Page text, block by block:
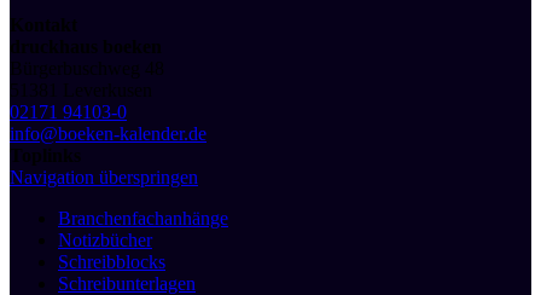
Kontakt
druckhaus boeken
Bürgerbuschweg 48
51381 Leverkusen
02171 94103-0
info@boeken-kalender.de
Toplinks
Navigation überspringen
Branchenfachanhänge
Notizbücher
Schreibblocks
Schreibunterlagen